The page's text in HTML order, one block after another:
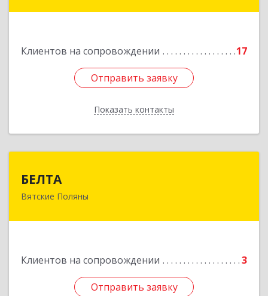
Клиентов на сопровождении 17
Отправить заявку
Показать контакты
Отправить заявку
Назад
БЕЛТА
Вятские Поляны
Клиентов на сопровождении 3
Отправить заявку
612960, Кировская обл, Вятские Поляны г,
Отправить заявку